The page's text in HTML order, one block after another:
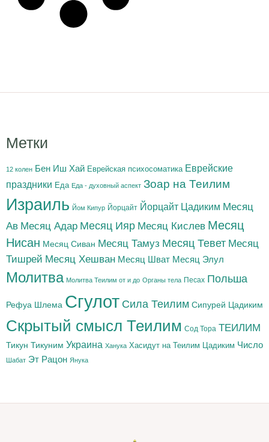
Метки
12 колен Бен Иш Хай Еврейская психосоматика Еврейские
праздники Еда Еда - духовный аспект Зоар на Теилим
Израиль Йом Кипур Йорцайт Йорцайт Цадиким Месяц
Ав Месяц Адар Месяц Ияр Месяц Кислев Месяц
Нисан Месяц Сиван Месяц Тамуз Месяц Тевет Месяц
Тишрей Месяц Хешван Месяц Шват Месяц Элул
Молитва Молитва Теилим от и до Органы тела Песах Польша
Рефуа Шлема Сгулот Сила Теилим Сипурей Цадиким
Скрытый смысл Теилим Сод Тора ТЕИЛИМ
Тикун Тикуним Украина Ханука Хасидут на Теилим Цадиким Число
Шабат Эт Рацон Янука